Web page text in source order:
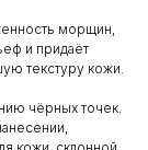
морщин,
и придаёт
текстуру кожи.
чёрных точек.